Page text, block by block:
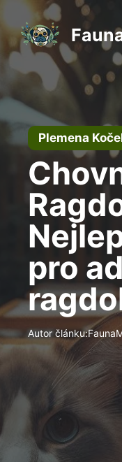
Přeskočit
na
obsah
Plemena
pro
Autor článku: